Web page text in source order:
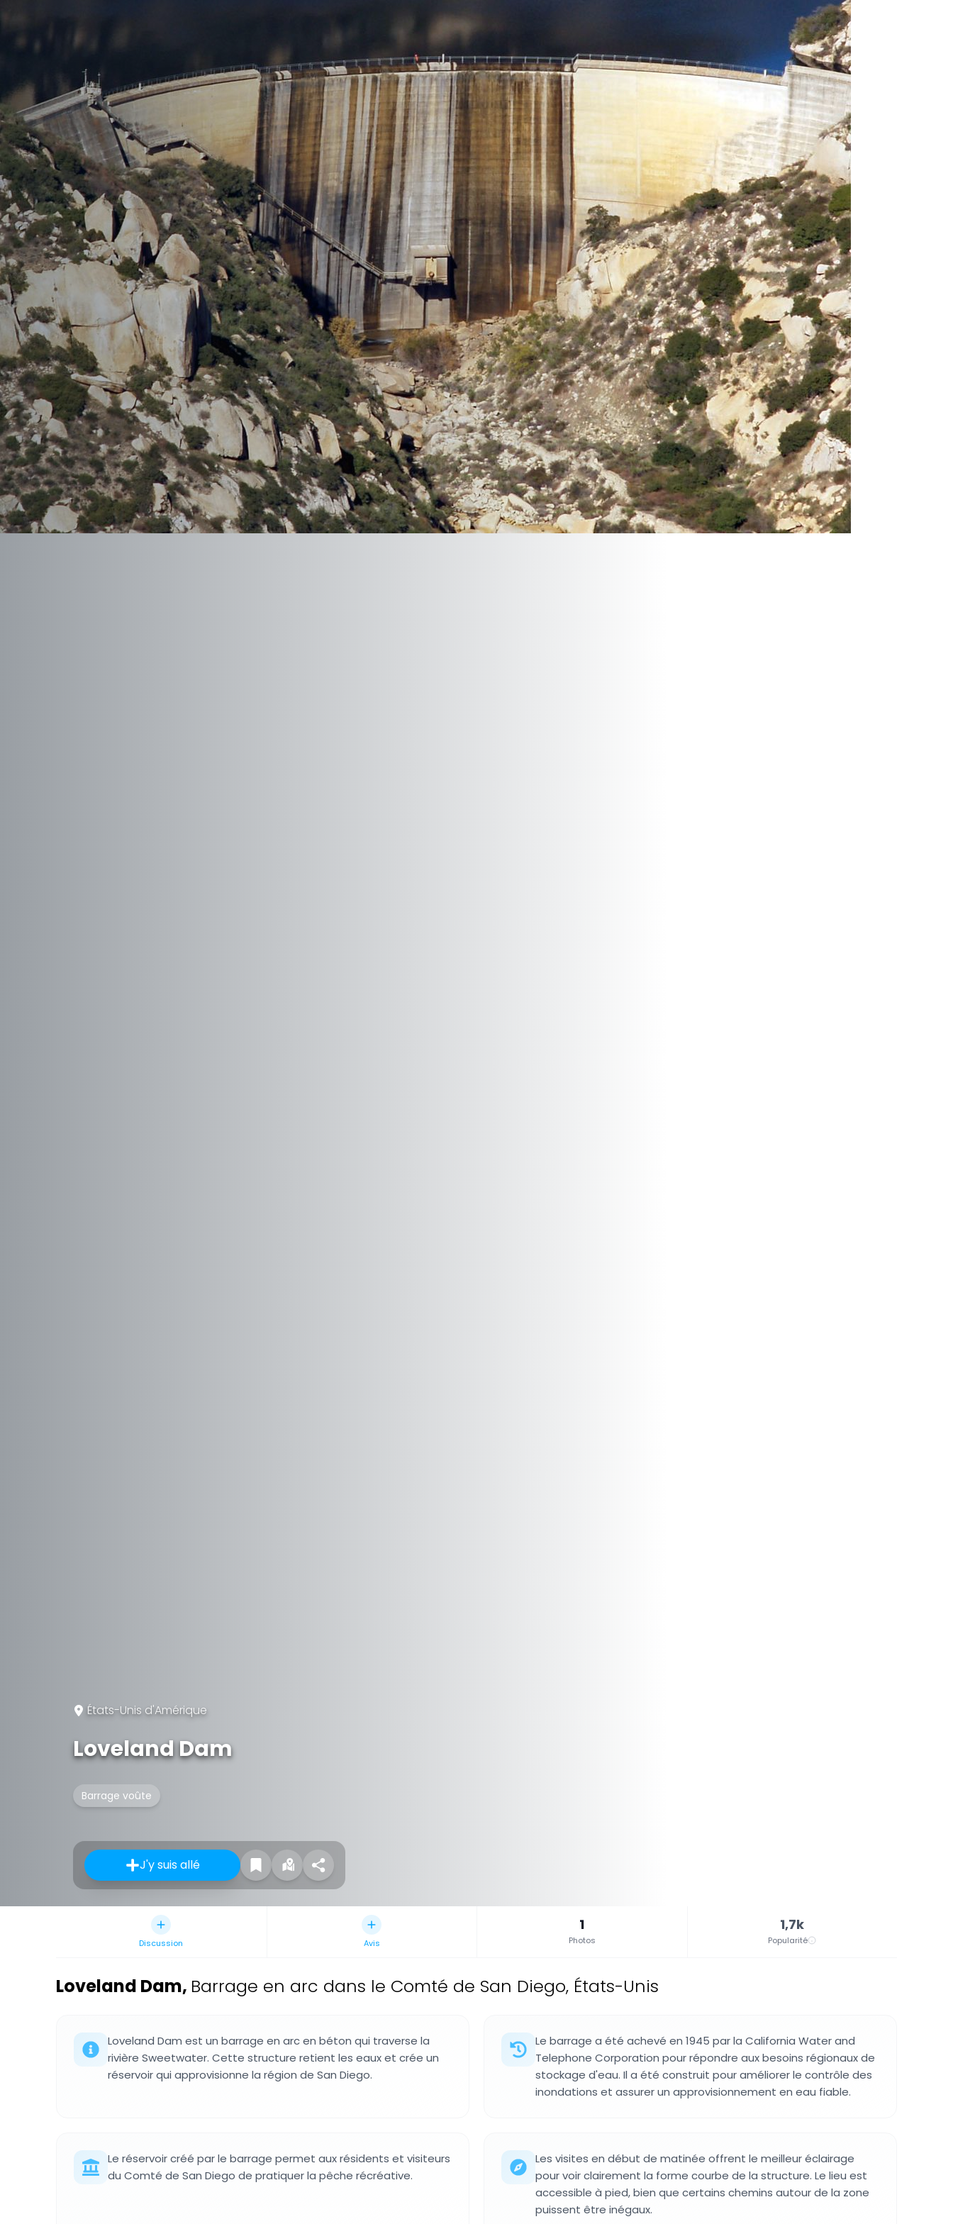
États-Unis d'Amérique
Loveland Dam
Barrage voûte
J'y suis allé
Discussion Avis
1
Photos
1,7k
Popularité
Loveland Dam, Barrage en arc dans le Comté de San Diego, États-Unis
Loveland Dam est un barrage en arc en béton qui traverse la
rivière Sweetwater. Cette structure retient les eaux et crée un
réservoir qui approvisionne la région de San Diego.
Le barrage a été achevé en 1945 par la California Water and
Telephone Corporation pour répondre aux besoins régionaux de
stockage d'eau. Il a été construit pour améliorer le contrôle des
inondations et assurer un approvisionnement en eau fiable.
Le réservoir créé par le barrage permet aux résidents et visiteurs
du Comté de San Diego de pratiquer la pêche récréative.
Les visites en début de matinée offrent le meilleur éclairage
pour voir clairement la forme courbe de la structure. Le lieu est
accessible à pied, bien que certains chemins autour de la zone
puissent être inégaux.